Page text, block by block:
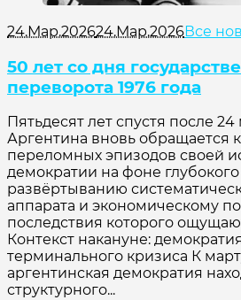
24.Мар.202624.Мар.2026Все
50 лет со дня
переворота 1976 года
Пятьдесят лет спустя после 24
Аргентина вновь обращается
переломных эпизодов своей
демократии на фоне
развёртыванию
аппарата и экономическому
последствия которого
Контекст накануне:
терминального кризиса К
аргентинская демократия
структурного...